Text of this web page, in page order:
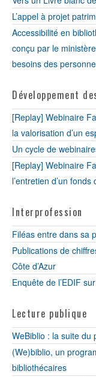
L’appel à projet
Accessibilité en
conçu par le
besoins des
Développement
[Replay] Webinaire
la valorisation d’un
Un cycle de
[Replay] Webinaire
l’entretien d’un
Interprofession
Filéas entre dans sa
Publications de
Côte d’Azur
Enquête de l’EDIF
Lecture publique
WeBiblio : la suite du
(We)biblio, un
bibliothécaires